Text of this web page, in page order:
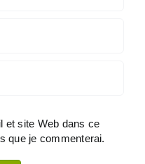
et site Web dans ce
que je commenterai.